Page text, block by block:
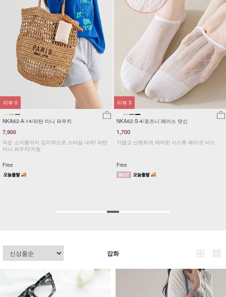
세트 자체제작 여름 잠옷 장마템 기획전 오늘
크 삭스
NK84-A-1/보정속옷
[M~2XL] S라인을 잡아주는~ 퍼펙트 보정속옷
#NAK MADE.
KOA-T-15/심플끈나시
[ 누적 10만장 돌파! 고객요청
리뷰847
잡화